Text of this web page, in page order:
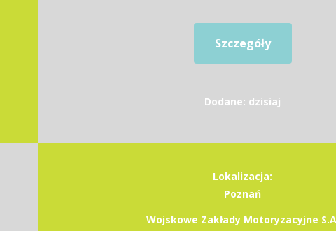
Szczegóły
Dodane: dzisiaj
Lokalizacja:
Poznań
Wojskowe Zakłady Motoryzacyjne